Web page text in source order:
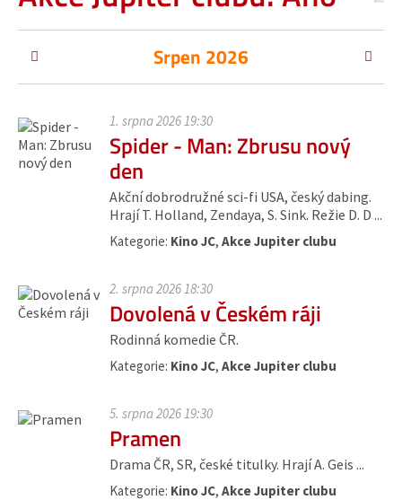
Srpen 2026
1. srpna 2026 19:30
Spider - Man: Zbrusu nový
den
Akční dobrodružné sci-fi USA, český dabing.
Hrají T. Holland, Zendaya, S. Sink. Režie D. D ...
Kategorie: Kino JC, Akce Jupiter clubu
2. srpna 2026 18:30
Dovolená v Českém ráji
Rodinná komedie ČR.
Kategorie: Kino JC, Akce Jupiter clubu
5. srpna 2026 19:30
Pramen
Drama ČR, SR, české titulky. Hrají A. Geis ...
Kategorie: Kino JC, Akce Jupiter clubu